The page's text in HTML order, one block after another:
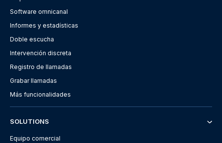
Software omnicanal
Informes y estadísticas
Doble escucha
Intervención discreta
Registro de llamadas
Grabar llamadas
Más funcionalidades
SOLUTIONS
Equipo comercial